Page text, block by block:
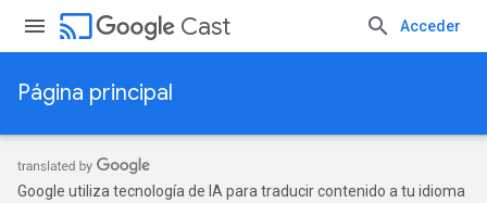
cast Cast Acceder
Página principal
Google utiliza tecnología de IA para traducir contenido a tu idioma